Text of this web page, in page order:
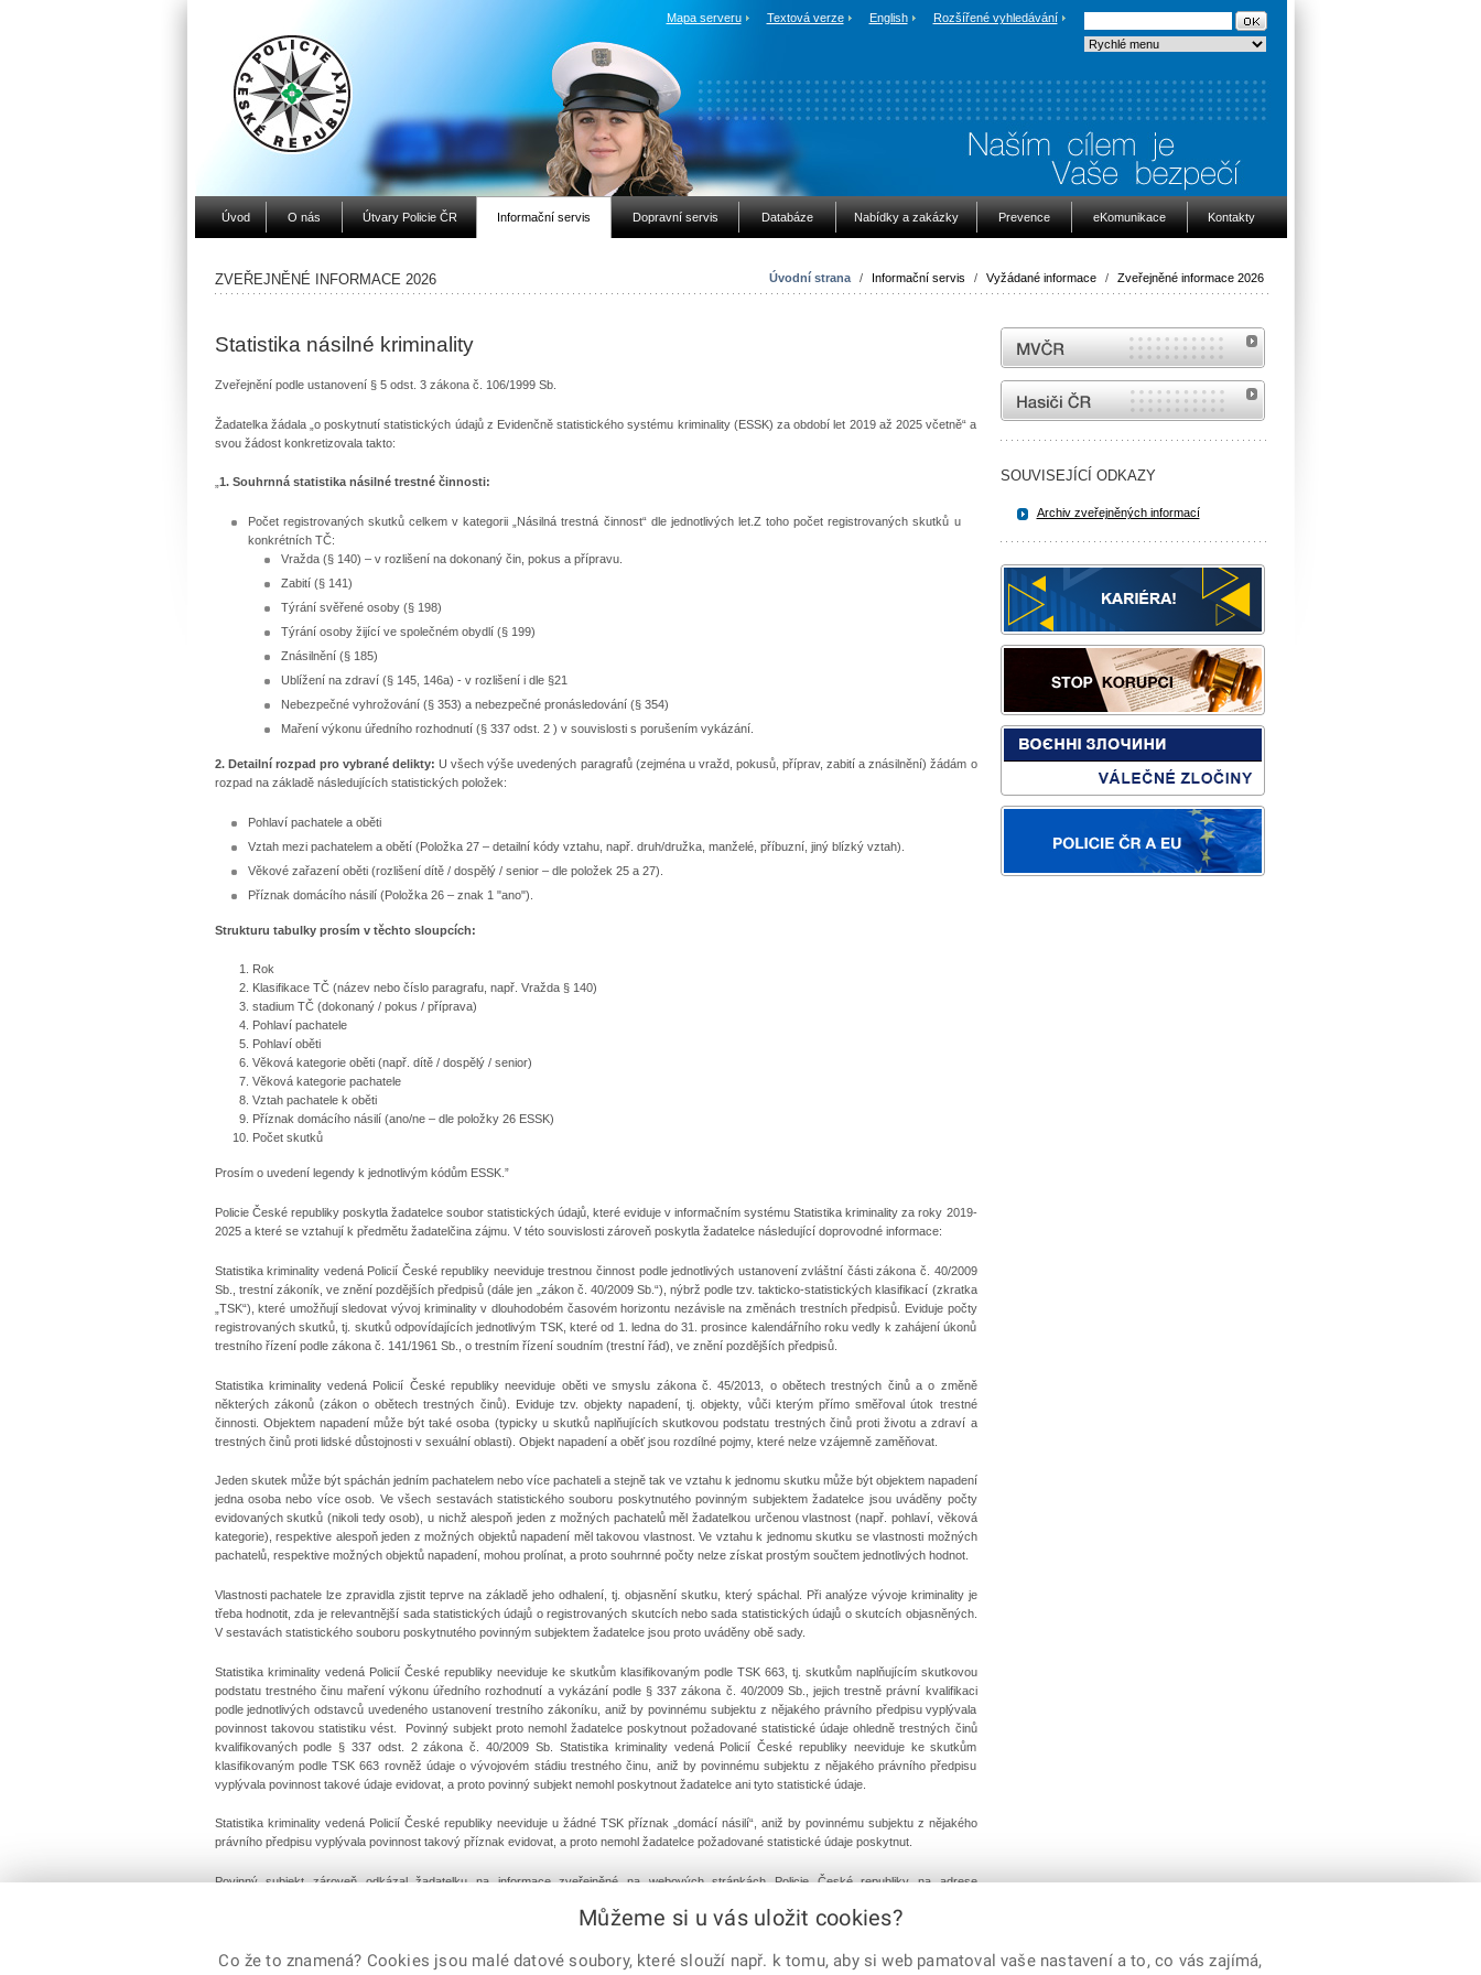
Mapa serveru Textová verze English Rozšířené vyhledávání
Úvod O nás Útvary Policie ČR Informační servis Dopravní servis Databáze Nabídky a zakázky Prevence eKomunikace Kontakty
Úvodní strana / Informační servis / Vyžádané informace / Zveřejněné informace 2026
ZVEŘEJNĚNÉ INFORMACE 2026
Statistika násilné kriminality
Zveřejnění podle ustanovení § 5 odst. 3 zákona č. 106/1999 Sb.
Žadatelka žádala „o poskytnutí statistických údajů z Evidenčně statistického systému kriminality (ESSK) za období let 2019 až 2025 včetně“ a
svou žádost konkretizovala takto:
1. Souhrnná statistika násilné trestné činnosti:
Počet registrovaných skutků celkem v kategorii „Násilná trestná činnost“ dle jednotlivých let.Z toho počet registrovaných skutků u
konkrétních TČ:
Vražda (§ 140) – v rozlišení na dokonaný čin, pokus a přípravu.
Zabití (§ 141)
Týrání svěřené osoby (§ 198)
Týrání osoby žijící ve společném obydlí (§ 199)
Znásilnění (§ 185)
Ublížení na zdraví (§ 145, 146a) - v rozlišení i dle §21
Nebezpečné vyhrožování (§ 353) a nebezpečné pronásledování (§ 354)
Maření výkonu úředního rozhodnutí (§ 337 odst. 2 ) v souvislosti s porušením vykázání.
2. Detailní rozpad pro vybrané delikty: U všech výše uvedených paragrafů (zejména u vražd, pokusů, příprav, zabití a znásilnění) žádám o
rozpad na základě následujících statistických položek:
Pohlaví pachatele a oběti
Vztah mezi pachatelem a obětí (Položka 27 – detailní kódy vztahu, např. druh/družka, manželé, příbuzní, jiný blízký vztah).
Věkové zařazení oběti (rozlišení dítě / dospělý / senior – dle položek 25 a 27).
Příznak domácího násilí (Položka 26 – znak 1 "ano").
Strukturu tabulky prosím v těchto sloupcích:
Rok
Klasifikace TČ (název nebo číslo paragrafu, např. Vražda § 140)
stadium TČ (dokonaný / pokus / příprava)
Pohlaví pachatele
Pohlaví oběti
Věková kategorie oběti (např. dítě / dospělý / senior)
Věková kategorie pachatele
Vztah pachatele k oběti
Příznak domácího násilí (ano/ne – dle položky 26 ESSK)
Počet skutků
Prosím o uvedení legendy k jednotlivým kódům ESSK.”
Policie České republiky poskytla žadatelce soubor statistických údajů, které eviduje v informačním systému Statistika kriminality za roky 2019-
2025 a které se vztahují k předmětu žadatelčina zájmu. V této souvislosti zároveň poskytla žadatelce následující doprovodné informace:
Statistika kriminality vedená Policií České republiky neeviduje trestnou činnost podle jednotlivých ustanovení zvláštní části zákona č. 40/2009
Sb., trestní zákoník, ve znění pozdějších předpisů (dále jen „zákon č. 40/2009 Sb.“), nýbrž podle tzv. takticko-statistických klasifikací (zkratka
„TSK“), které umožňují sledovat vývoj kriminality v dlouhodobém časovém horizontu nezávisle na změnách trestních předpisů. Eviduje počty
registrovaných skutků, tj. skutků odpovídajících jednotlivým TSK, které od 1. ledna do 31. prosince kalendářního roku vedly k zahájení úkonů
trestního řízení podle zákona č. 141/1961 Sb., o trestním řízení soudním (trestní řád), ve znění pozdějších předpisů.
Statistika kriminality vedená Policií České republiky neeviduje oběti ve smyslu zákona č. 45/2013, o obětech trestných činů a o změně
některých zákonů (zákon o obětech trestných činů). Eviduje tzv. objekty napadení, tj. objekty, vůči kterým přímo směřoval útok trestné
činnosti. Objektem napadení může být také osoba (typicky u skutků naplňujících skutkovou podstatu trestných činů proti životu a zdraví a
trestných činů proti lidské důstojnosti v sexuální oblasti). Objekt napadení a oběť jsou rozdílné pojmy, které nelze vzájemně zaměňovat.
Jeden skutek může být spáchán jedním pachatelem nebo více pachateli a stejně tak ve vztahu k jednomu skutku může být objektem napadení
jedna osoba nebo více osob. Ve všech sestavách statistického souboru poskytnutého povinným subjektem žadatelce jsou uváděny počty
evidovaných skutků (nikoli tedy osob), u nichž alespoň jeden z možných pachatelů měl žadatelkou určenou vlastnost (např. pohlaví, věková
kategorie), respektive alespoň jeden z možných objektů napadení měl takovou vlastnost. Ve vztahu k jednomu skutku se vlastnosti možných
pachatelů, respektive možných objektů napadení, mohou prolínat, a proto souhrnné počty nelze získat prostým součtem jednotlivých hodnot.
Vlastnosti pachatele lze zpravidla zjistit teprve na základě jeho odhalení, tj. objasnění skutku, který spáchal. Při analýze vývoje kriminality je
třeba hodnotit, zda je relevantnější sada statistických údajů o registrovaných skutcích nebo sada statistických údajů o skutcích objasněných.
V sestavách statistického souboru poskytnutého povinným subjektem žadatelce jsou proto uváděny obě sady.
Statistika kriminality vedená Policií České republiky neeviduje ke skutkům klasifikovaným podle TSK 663, tj. skutkům naplňujícím skutkovou
podstatu trestného činu maření výkonu úředního rozhodnutí a vykázání podle § 337 zákona č. 40/2009 Sb., jejich trestně právní kvalifikaci
podle jednotlivých odstavců uvedeného ustanovení trestního zákoníku, aniž by povinnému subjektu z nějakého právního předpisu vyplývala
povinnost takovou statistiku vést. Povinný subjekt proto nemohl žadatelce poskytnout požadované statistické údaje ohledně trestných činů
kvalifikovaných podle § 337 odst. 2 zákona č. 40/2009 Sb. Statistika kriminality vedená Policií České republiky neeviduje ke skutkům
klasifikovaným podle TSK 663 rovněž údaje o vývojovém stádiu trestného činu, aniž by povinnému subjektu z nějakého právního předpisu
vyplývala povinnost takové údaje evidovat, a proto povinný subjekt nemohl poskytnout žadatelce ani tyto statistické údaje.
Statistika kriminality vedená Policií České republiky neeviduje u žádné TSK příznak „domácí násilí“, aniž by povinnému subjektu z nějakého
právního předpisu vyplývala povinnost takový příznak evidovat, a proto nemohl žadatelce požadované statistické údaje poskytnut.
Povinný subjekt zároveň odkázal žadatelku na informace zveřejněné na webových stránkách Policie České republiky na adrese
MVČR
internetové stránky Hasiči ČR
SOUVISEJÍCÍ ODKAZY
Archiv zveřejněných informací
Můžeme si u vás uložit cookies?
Co že to znamená? Cookies jsou malé datové soubory, které slouží např. k tomu, aby si web pamatoval vaše nastavení a to, co vás zajímá,